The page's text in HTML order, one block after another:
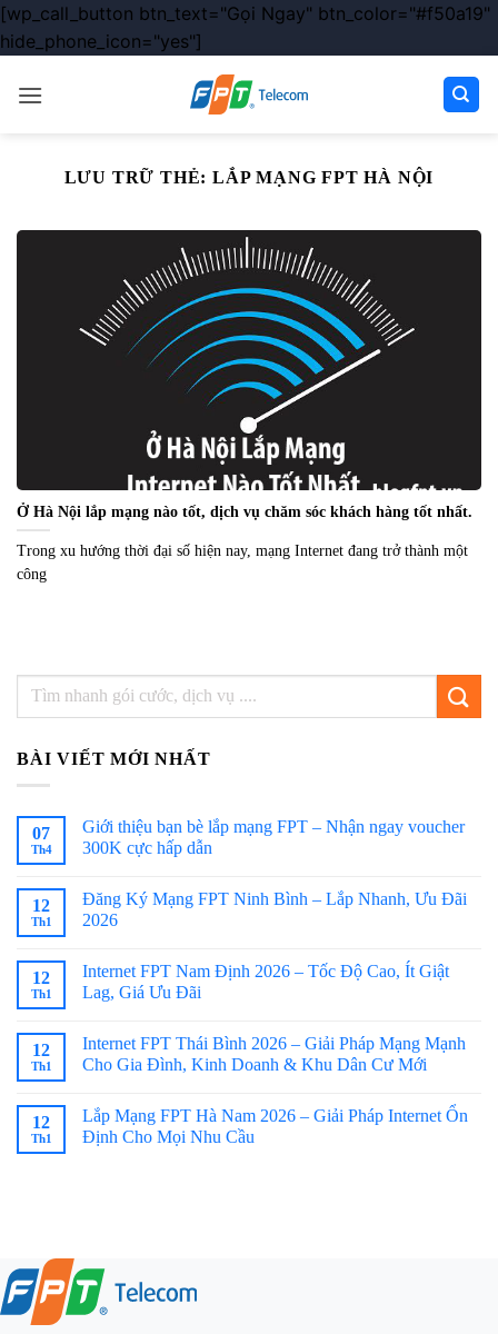
[wp_call_button btn_text="Gọi Ngay" btn_color="#f50a19"
hide_phone_icon="yes"]
nội
LƯU TRỮ THẺ:LẮP MẠNG FPT HÀ NỘI
Ở Hà Nội lắp mạng nào tốt, dịch vụ chăm sóc khách hàng tốt nhất.
Trong xu hướng thời đại số hiện nay, mạng Internet đang trở thành một
công
BÀI VIẾT MỚI NHẤT
07
Th4
Giới thiệu bạn bè lắp mạng FPT – Nhận ngay voucher
300K cực hấp dẫn
12
Th1
Đăng Ký Mạng FPT Ninh Bình – Lắp Nhanh, Ưu Đãi
2026
12
Th1
Internet FPT Nam Định 2026 – Tốc Độ Cao, Ít Giật
Lag, Giá Ưu Đãi
12
Th1
Internet FPT Thái Bình 2026 – Giải Pháp Mạng Mạnh
Cho Gia Đình, Kinh Doanh & Khu Dân Cư Mới
12
Th1
Lắp Mạng FPT Hà Nam 2026 – Giải Pháp Internet Ổn
Định Cho Mọi Nhu Cầu